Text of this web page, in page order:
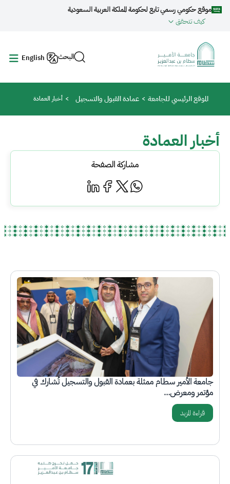
تجاوز إلى المحتوى الرئيسي
موقع حكومي رسمي تابع لحكومة المملكة العربية السعودية
كيف تتحقق
البحث English
مسار التنقل
الموقع الرئيسي للجامعة عمادة القبول والتسجيل أخبار العمادة
أخبار العمادة
مشاركة الصفحة
الصورة
جامعة الأمير سطام ممثلة بعمادة القبول والتسجيل تُشارك في
مؤتمر ومعرض…
قراءة المزيد